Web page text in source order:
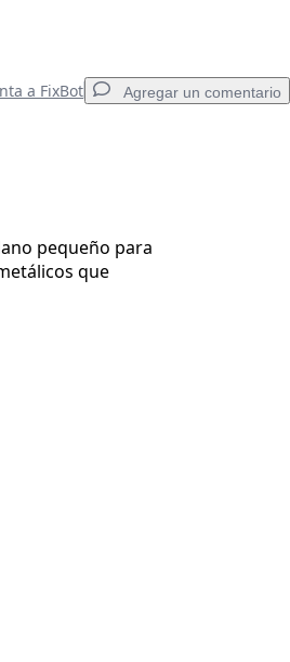
a FixBot Agregar un comentario
pequeño para
que